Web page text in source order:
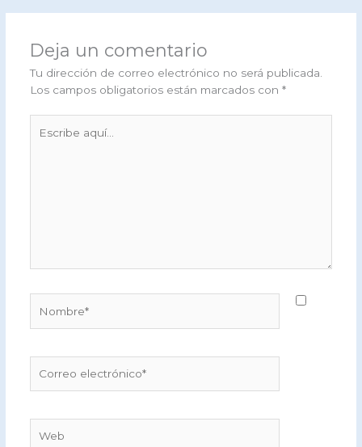
Deja un comentario
Tu dirección de correo electrónico no será publicada.
Los campos obligatorios están marcados con *
aquí...
electrónico*